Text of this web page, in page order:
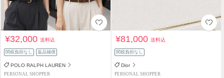
¥32,000送料込
関税負担なし 返品補償
POLO RALPH LAUREN
PERSONAL SHOPPER
¥81,000送料込
関税負担なし
Dior
PERSONAL SHOPPER